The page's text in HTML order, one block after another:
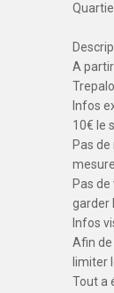
A
Infos
10€ le
Pas
Pas
garder
Infos
Afin
limiter
Tout a